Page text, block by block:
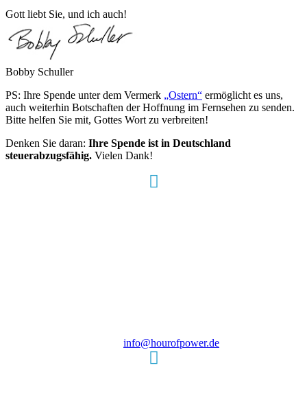
Gott liebt Sie, und ich auch!
Bobby Schuller
PS: Ihre Spende unter dem Vermerk „Ostern“ ermöglicht es uns,
auch weiterhin Botschaften der Hoffnung im Fernsehen zu senden.
Bitte helfen Sie mit, Gottes Wort zu verbreiten!
Denken Sie daran: Ihre Spende ist in Deutschland
steuerabzugsfähig. Vielen Dank!
info@hourofpower.de